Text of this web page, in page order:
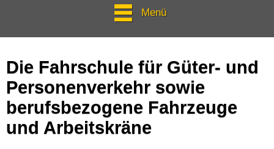
Menü
Die Fahrschule für Güter- und
Personenverkehr sowie
berufsbezogene Fahrzeuge
und Arbeitskräne